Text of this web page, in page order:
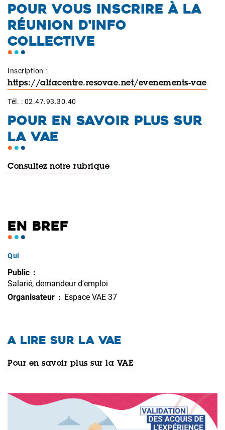
POUR VOUS INSCRIRE À LA
RÉUNION D'INFO
COLLECTIVE
Inscription :
https://alfacentre.resovae.net/evenements-vae
Tél. : 02.47.93.30.40
POUR EN SAVOIR PLUS SUR
LA VAE
Consultez notre rubrique
EN BREF
Qui
Public
Salarié, demandeur d'emploi
Organisateur
Espace VAE 37
A LIRE SUR LA VAE
Pour en savoir plus sur la VAE